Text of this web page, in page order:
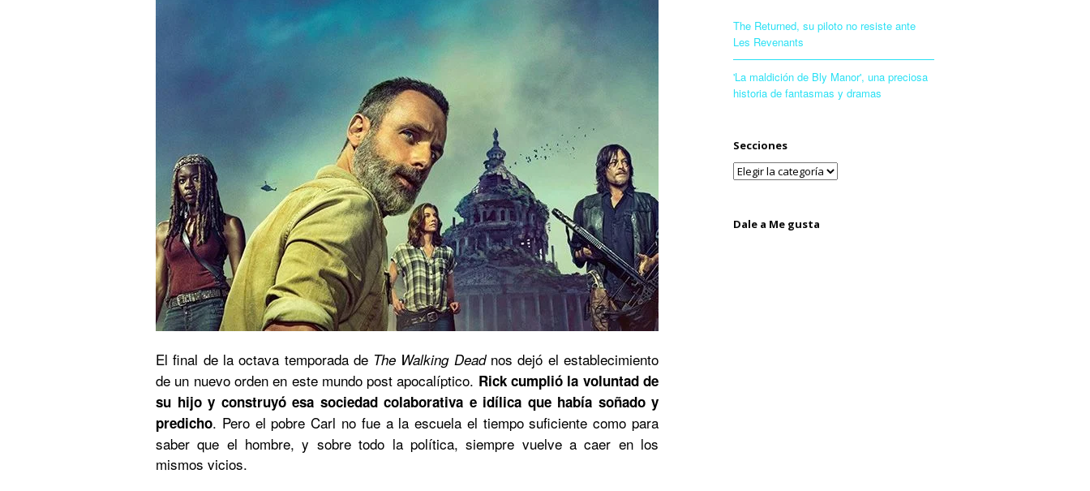
El final de la octava temporada de The Walking Dead nos dejó el establecimiento
de un nuevo orden en este mundo post apocalíptico. Rick cumplió la voluntad de
su hijo y construyó esa sociedad colaborativa e idílica que había soñado y
predicho. Pero el pobre Carl no fue a la escuela el tiempo suficiente como para
saber que el hombre, y sobre todo la política, siempre vuelve a caer en los
mismos vicios.
The Returned, su piloto no resiste ante
Les Revenants
'La maldición de Bly Manor', una preciosa
historia de fantasmas y dramas
Secciones
Dale a Me gusta